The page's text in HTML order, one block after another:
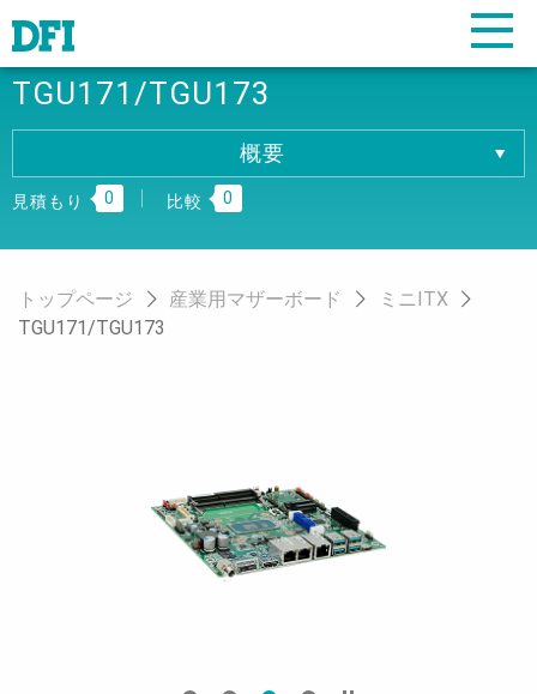
TGU171/TGU173
概要
概要
ダウンロード
注文情報
見積もり 0 比較 0
トップページ 産業用マザーボード
ミニITX
TGU171/TGU173